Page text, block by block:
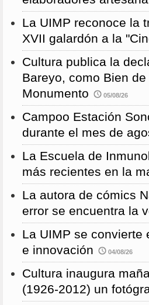
La UIMP reconoce la
XVII galardón a la
Cultura publica la
Bareyo, como Bien
Monumento
05/08/26
Campoo Estación
durante el mes de
La Escuela de
más recientes en la
La autora de cómics
error se encuentra la
La UIMP se convierte
e innovación
04/08/26
Cultura inaugura
(1926-2012) un